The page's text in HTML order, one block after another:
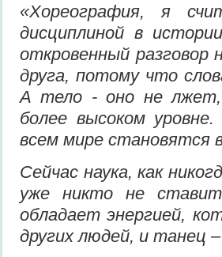
«Хореография, я
дисциплиной в
откровенный разговор
друга, потому что
А тело -оно не
более высоком
всем мире становятся
Сейчас наука, как
уже никто не
обладает энергией,
других людей, и танец –